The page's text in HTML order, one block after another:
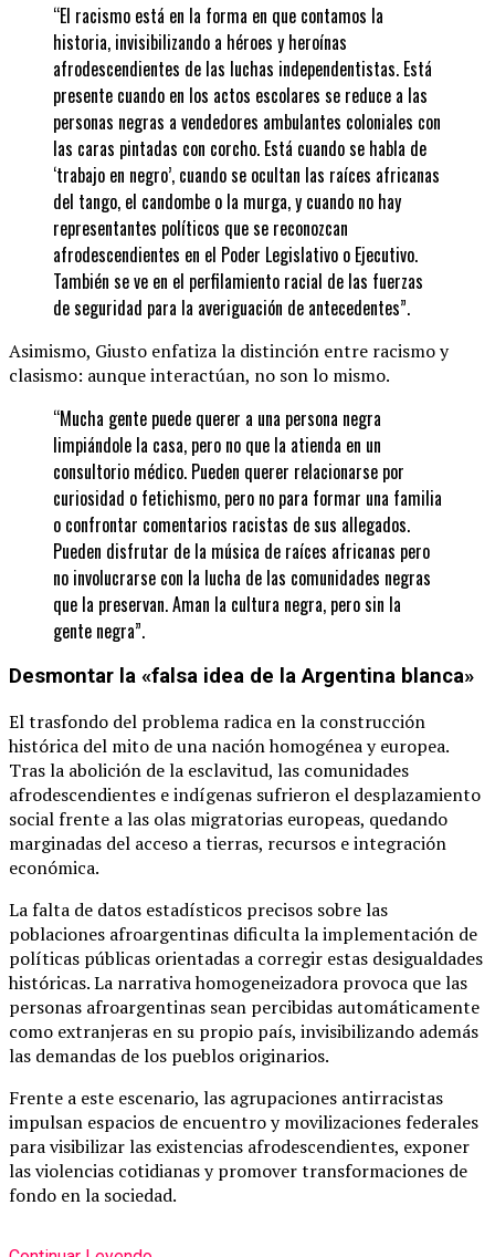
“El racismo está en la forma en que contamos la
historia, invisibilizando a héroes y heroínas
afrodescendientes de las luchas independentistas. Está
presente cuando en los actos escolares se reduce a las
personas negras a vendedores ambulantes coloniales con
las caras pintadas con corcho. Está cuando se habla de
‘trabajo en negro’, cuando se ocultan las raíces africanas
del tango, el candombe o la murga, y cuando no hay
representantes políticos que se reconozcan
afrodescendientes en el Poder Legislativo o Ejecutivo.
También se ve en el perfilamiento racial de las fuerzas
de seguridad para la averiguación de antecedentes”.
Asimismo, Giusto enfatiza la distinción entre racismo y
clasismo: aunque interactúan, no son lo mismo.
“Mucha gente puede querer a una persona negra
limpiándole la casa, pero no que la atienda en un
consultorio médico. Pueden querer relacionarse por
curiosidad o fetichismo, pero no para formar una familia
o confrontar comentarios racistas de sus allegados.
Pueden disfrutar de la música de raíces africanas pero
no involucrarse con la lucha de las comunidades negras
que la preservan. Aman la cultura negra, pero sin la
gente negra”.
Desmontar la «falsa idea de la Argentina blanca»
El trasfondo del problema radica en la construcción
histórica del mito de una nación homogénea y europea.
Tras la abolición de la esclavitud, las comunidades
afrodescendientes e indígenas sufrieron el desplazamiento
social frente a las olas migratorias europeas, quedando
marginadas del acceso a tierras, recursos e integración
económica.
La falta de datos estadísticos precisos sobre las
poblaciones afroargentinas dificulta la implementación de
políticas públicas orientadas a corregir estas desigualdades
históricas. La narrativa homogeneizadora provoca que las
personas afroargentinas sean percibidas automáticamente
como extranjeras en su propio país, invisibilizando además
las demandas de los pueblos originarios.
Frente a este escenario, las agrupaciones antirracistas
impulsan espacios de encuentro y movilizaciones federales
para visibilizar las existencias afrodescendientes, exponer
las violencias cotidianas y promover transformaciones de
fondo en la sociedad.